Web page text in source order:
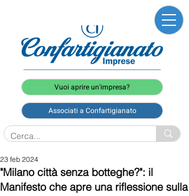
Vuoi aprire un'impresa?
Associati a Confartigianato
"Milano città senza botteghe?": il
Manifesto che apre una riflessione sulla
23 feb 2024